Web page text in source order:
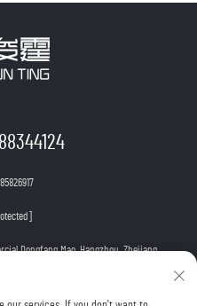
Dongfang Mao, Hangzhou, Zhejiang